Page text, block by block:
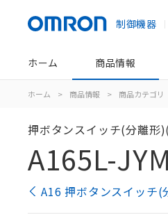
制御機器
ホーム 商品情報
ホーム > 商品情報 > 商品カテゴリ
押ボタンスイッチ(分離
A165L-
A16 押ボタンスイッチ